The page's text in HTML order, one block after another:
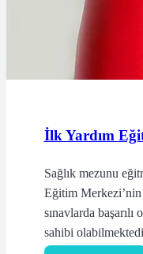
İlk Yardım
Sağlık mezunu
Eğitim Merkezi’nin
sınavlarda
sahibi